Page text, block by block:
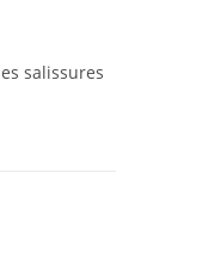
salissures